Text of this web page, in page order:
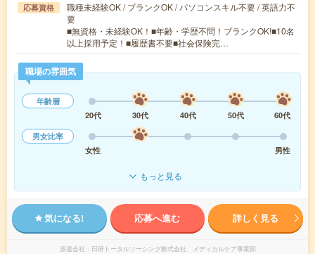
応募資格
職種未経験OK / ブランクOK / パソコンスキル不要 / 英語力不
要
■無資格・未経験OK！■年齢・学歴不問！ブランクOK!■10名
以上採用予定！■履歴書不要■社会保険完…
職場の雰囲気
年齢層
20代
30代 40代 50代
60代
男女比率
女性
男性
もっと見る
気になる! 応募へ進む 詳しく見る
派遣会社 日研トータルソーシング株式会社 メディカルケア事業部